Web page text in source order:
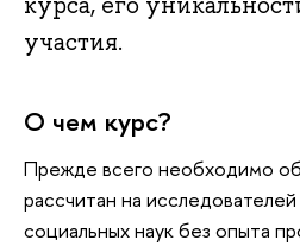
участия.
О чем курс?
Прежде всего необходимо
рассчитан на
социальных наук без опыта